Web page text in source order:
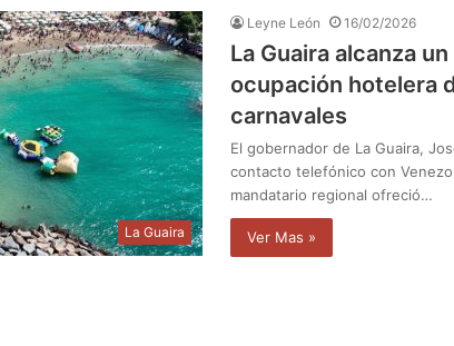
La Guaira
Leyne León 16/02/2026
La Guaira alcanza
ocupación hotelera
carnavales
El gobernador de La Guaira,
contacto telefónico con
mandatario regional ofreció…
Ver Mas »